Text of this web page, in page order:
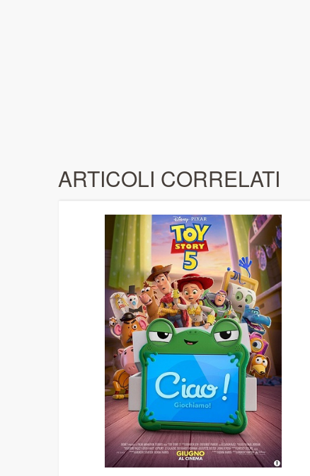
ARTICOLI CORRELATI